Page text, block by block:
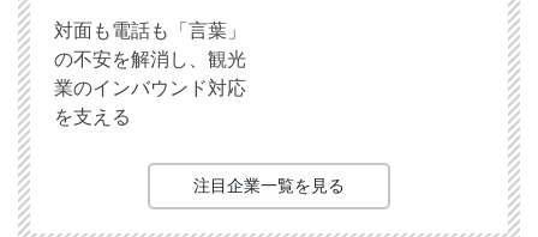
対面も電話も「言葉」
の不安を解消し、観光
業のインバウンド対応
を支える
注目企業一覧を見る